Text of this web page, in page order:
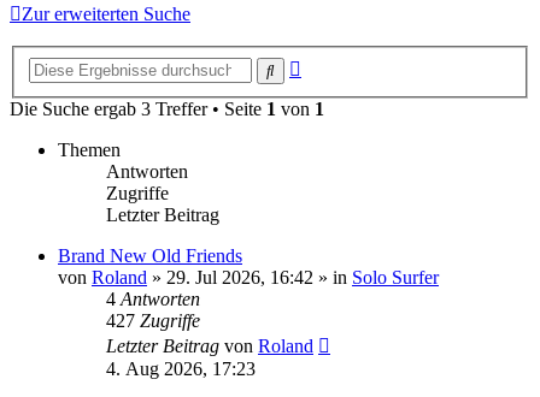
Zur erweiterten Suche
Suche
Die Suche ergab 3 Treffer • Seite 1 von 1
Themen
Antworten
Zugriffe
Letzter Beitrag
Brand New Old Friends
von Roland » 29. Jul 2026, 16:42 » in Solo Surfer
4 Antworten
427 Zugriffe
Letzter Beitrag von Roland
4. Aug 2026, 17:23